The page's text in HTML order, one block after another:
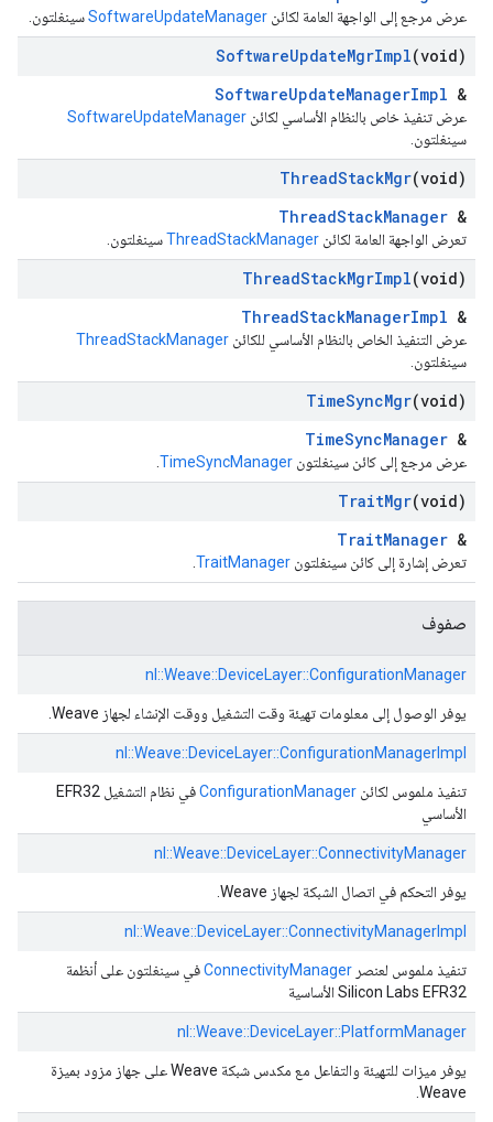
عرض مرجع إلى الواجهة العامة لكائن SoftwareUpdateManagerسينغلتون.
SoftwareUpdateMgrImpl(void)
SoftwareUpdateManagerImpl &
عرض تنفيذ خاص بالنظام الأساسي لكائن SoftwareUpdateManager
سينغلتون.
ThreadStackMgr(void)
ThreadStackManager &
تعرض الواجهة العامة لكائن ThreadStackManagerسينغلتون.
ThreadStackMgrImpl(void)
ThreadStackManagerImpl &
عرض التنفيذ الخاص بالنظام الأساسي للكائن ThreadStackManager
سينغلتون.
TimeSyncMgr(void)
TimeSyncManager &
عرض مرجع إلى كائن سينغلتون TimeSyncManager
TraitMgr(void)
TraitManager &
تعرض إشارة إلى كائن سينغلتون TraitManager
صفوف
nl::Weave::DeviceLayer::ConfigurationManager
يوفر الوصول إلى معلومات تهيئة وقت التشغيل ووقت الإنشاء لجهاز Weave.
nl::Weave::DeviceLayer::ConfigurationManagerImpl
تنفيذ ملموس لكائن ConfigurationManager
في نظام التشغيل EFR32
الأساسي
nl::Weave::DeviceLayer::ConnectivityManager
يوفر التحكم في اتصال الشبكة لجهاز Weave.
nl::Weave::DeviceLayer::ConnectivityManagerImpl
تنفيذ ملموس لعنصر ConnectivityManagerفي سينغلتون على أنظمة
Silicon Labs EFR32 الأساسية
nl::Weave::DeviceLayer::PlatformManager
يوفر ميزات للتهيئة والتفاعل مع مكدس شبكة Weave على جهاز مزود بميزة
Weave.